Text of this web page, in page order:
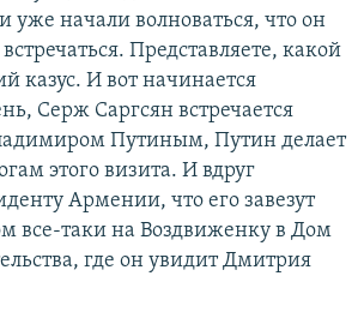
уже начали волноваться, что он
Представляете, какой
казус. И вот начинается
Серж Саргсян встречается
Путиным, Путин делает
этого визита. И вдруг
Армении, что его завезут
все-таки на Воздвиженку в Дом
где он увидит Дмитрия